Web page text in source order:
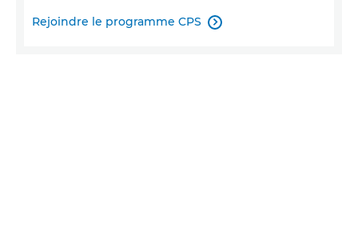
Rejoindre le programme CPS 